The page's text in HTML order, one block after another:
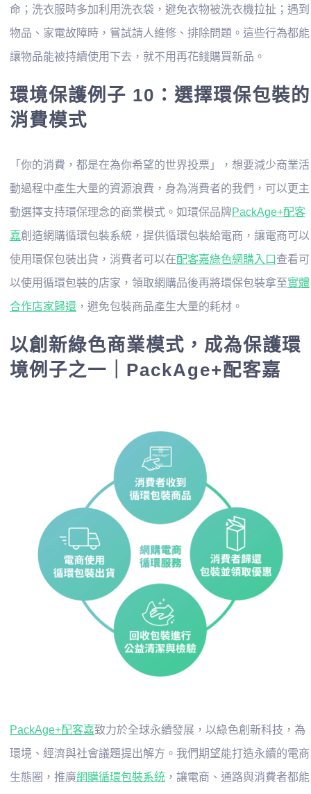
命；洗衣服時多加利用洗衣袋，避免衣物被洗衣機拉扯；遇到
物品、家電故障時，嘗試請人維修、排除問題。這些行為都能
讓物品能被持續使用下去，就不用再花錢購買新品。
環境保護例子 10：選擇環保包裝的
消費模式
「你的消費，都是在為你希望的世界投票」，想要減少商業活
動過程中產生大量的資源浪費，身為消費者的我們，可以更主
動選擇支持環保理念的商業模式。如環保品牌PackAge+配客
嘉創造網購循環包裝系統，提供循環包裝給電商，讓電商可以
使用環保包裝出貨，消費者可以在配客嘉綠色網購入口 查看可
以使用循環包裝的店家，領取網購品後再將環保包裝拿至實體
合作店家歸還 ，避免包裝商品產生大量的耗材。
以創新綠色商業模式，成為保護環
境例子之一｜PackAge+配客嘉
PackAge+配客嘉致力於全球永續發展，以綠色創新科技，為
環境、經濟與社會議題提出解方。我們期望能打造永續的電商
生態圈，推廣網購循環包裝系統，讓電商、通路與消費者都能